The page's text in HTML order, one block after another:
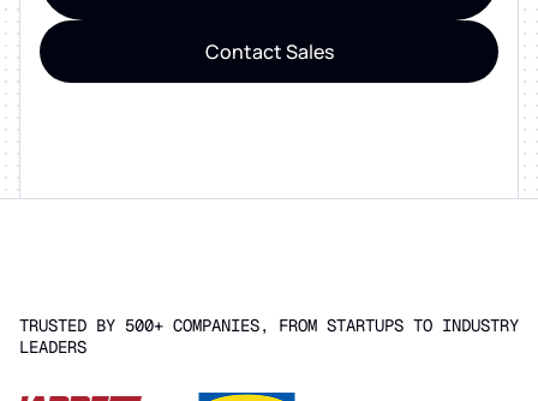
Contact Sales
TRUSTED BY 500+ COMPANIES, FROM STARTUPS TO INDUSTRY
LEADERS